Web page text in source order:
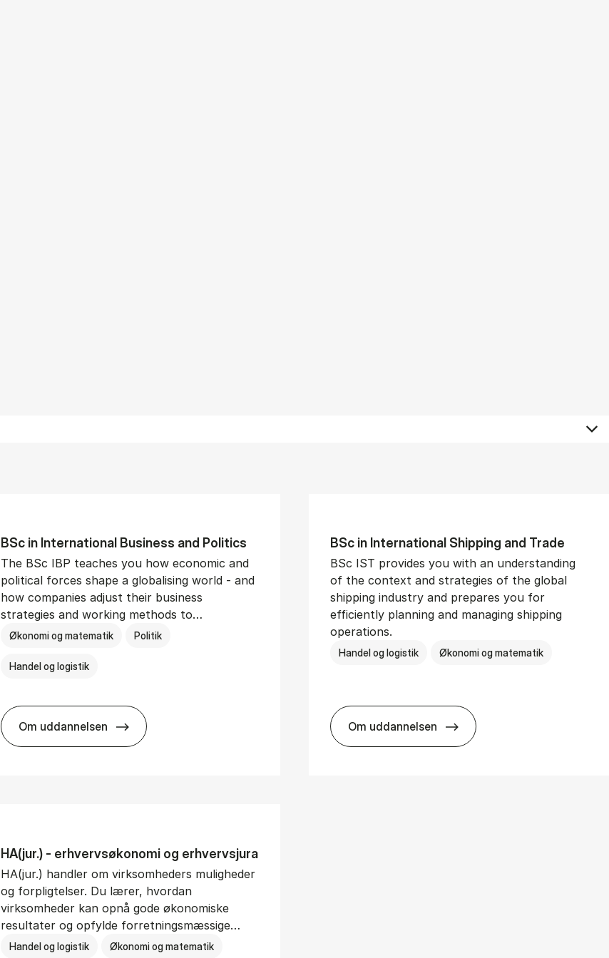
BSc in In­ter­na­tion­al Busi­ness and Polit­ics
The BSc IBP teaches you how economic and
political forces shape a globalising world - and
how companies adjust their business
strategies and working methods to…
Økonomi og matematik Politik
Handel og logistik
Om uddannelsen
BSc in In­ter­na­tion­al Busi­ness and Polit­ics
BSc in In­ter­na­tion­al Ship­ping and Trade
BSc IST provides you with an understanding
of the context and strategies of the global
shipping industry and prepares you for
efficiently planning and managing shipping
operations.
Handel og logistik Økonomi og matematik
Om uddannelsen
BSc in In­ter­na­tion­al Ship­ping and
HA(jur.) - erhvervs­økonomi og erhvervs­jura
HA(jur.) handler om virksomheders muligheder
og forpligtelser. Du lærer, hvordan
virksomheder kan opnå gode økonomiske
resultater og opfylde forretningsmæssige…
Handel og logistik Økonomi og matematik